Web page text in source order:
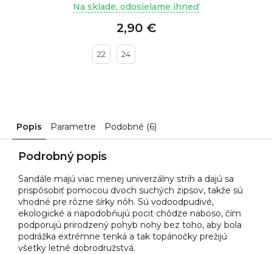
Na sklade, odosielame ihneď
2,90 €
22 24
Popis Parametre Podobné (6)
Podrobný popis
Sandále majú viac menej univerzálny strih a dajú sa
prispôsobiť pomocou dvoch suchých zipsov, takže sú
vhodné pre rôzne šírky nôh. Sú vodoodpudivé,
ekologické a napodobňujú pocit chôdze naboso, čím
podporujú prirodzený pohyb nohy bez toho, aby bola
podrážka extrémne tenká a tak topánočky prežijú
všetky letné dobrodružstvá.